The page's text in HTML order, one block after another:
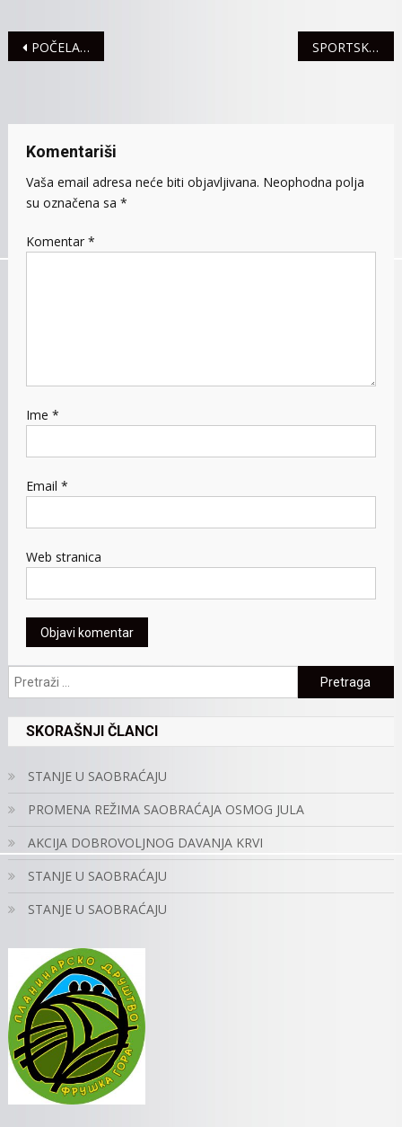
Navigacija
POČELA KUPALIŠNA SEZONA NA MITROVAČKIM BRIONIMA SPORTSKE IGRE MLADIH 12. JUNA
Komentariši
Vaša email adresa neće biti objavljivana. Neophodna polja
su označena sa *
Komentar *
Ime *
Email *
Web stranica
Pretraga:
SKORAŠNJI ČLANCI
STANJE U SAOBRAĆAJU
PROMENA REŽIMA SAOBRAĆAJA OSMOG JULA
AKCIJA DOBROVOLJNOG DAVANJA KRVI
STANJE U SAOBRAĆAJU
STANJE U SAOBRAĆAJU